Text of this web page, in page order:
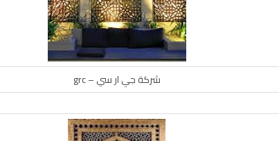
شركة جي ار سي – grc